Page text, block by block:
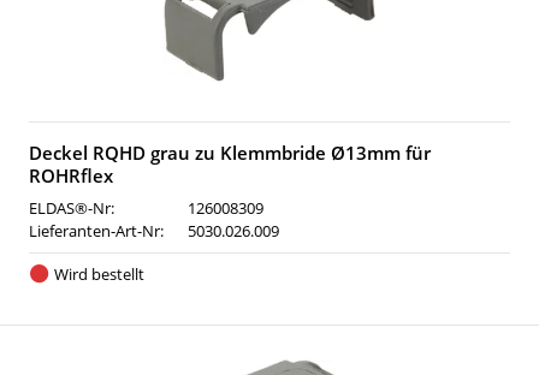
Deckel RQHD grau zu Klemmbride Ø13mm für
ROHRflex
ELDAS®-Nr:
126008309
Lieferanten-Art-Nr:
5030.026.009
Wird bestellt